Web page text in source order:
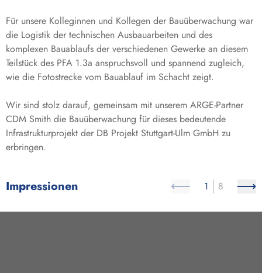
Für unsere Kolleginnen und Kollegen der Bauüberwachung war
die Logistik der technischen Ausbauarbeiten und des
komplexen Bauablaufs der verschiedenen Gewerke an diesem
Teilstück des PFA 1.3a anspruchsvoll und spannend zugleich,
wie die Fotostrecke vom Bauablauf im Schacht zeigt.
Wir sind stolz darauf, gemeinsam mit unserem ARGE-Partner
CDM Smith die Bauüberwachung für dieses bedeutende
Infrastrukturprojekt der DB Projekt Stuttgart-Ulm GmbH zu
erbringen.
Impressionen 1 8